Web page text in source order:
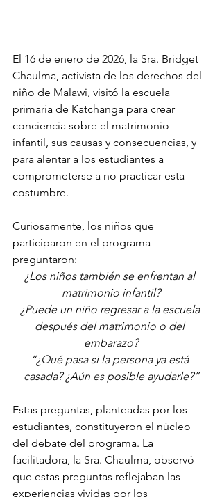
El 16 de enero de 2026, la Sra. Bridget
Chaulma, activista de los derechos del
niño de Malawi, visitó la escuela
primaria de Katchanga para crear
conciencia sobre el matrimonio
infantil, sus causas y consecuencias, y
para alentar a los estudiantes a
comprometerse a no practicar esta
costumbre.
Curiosamente, los niños que
participaron en el programa
preguntaron:
¿Los niños también se enfrentan al
matrimonio infantil?
¿Puede un niño regresar a la escuela
después del matrimonio o del
embarazo?
“¿Qué pasa si la persona ya está
casada? ¿Aún es posible ayudarle?”
Estas preguntas, planteadas por los
estudiantes, constituyeron el núcleo
del debate del programa. La
facilitadora, la Sra. Chaulma, observó
que estas preguntas reflejaban las
experiencias vividas por los